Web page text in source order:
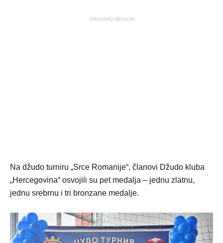
GRADIMO REGION
Na džudo turniru „Srce Romanije“, članovi Džudo kluba
„Hercegovina“ osvojili su pet medalja – jednu zlatnu,
jednu srebrnu i tri bronzane medalje.